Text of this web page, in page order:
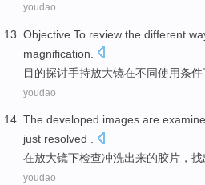
youdao
Objective To review the different
magnification
目的探讨手持放大镜在不同使用条件
youdao
The developed images are
just resolved .
在放大镜下检查冲洗出来的胶片，找
youdao